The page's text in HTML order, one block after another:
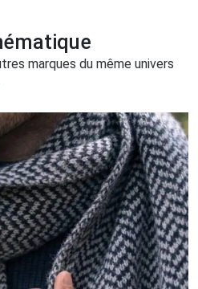
marques du même univers